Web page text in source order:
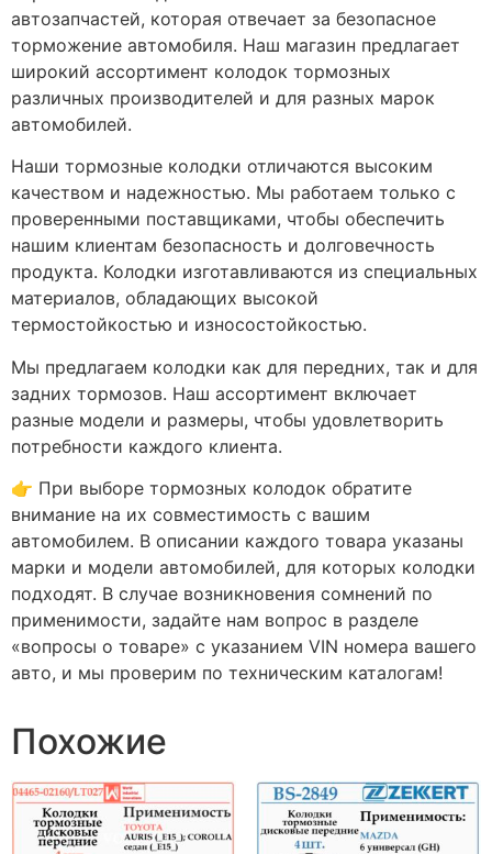
автозапчастей, которая отвечает за безопасное
торможение автомобиля. Наш магазин предлагает
широкий ассортимент колодок тормозных
различных производителей и для разных марок
автомобилей.
Наши тормозные колодки отличаются высоким
качеством и надежностью. Мы работаем только с
проверенными поставщиками, чтобы обеспечить
нашим клиентам безопасность и долговечность
продукта. Колодки изготавливаются из специальных
материалов, обладающих высокой
термостойкостью и износостойкостью.
Мы предлагаем колодки как для передних, так и для
задних тормозов. Наш ассортимент включает
разные модели и размеры, чтобы удовлетворить
потребности каждого клиента.
👉 При выборе тормозных колодок обратите
внимание на их совместимость с вашим
автомобилем. В описании каждого товара указаны
марки и модели автомобилей, для которых колодки
подходят. В случае возникновения сомнений по
применимости, задайте нам вопрос в разделе
«вопросы о товаре» с указанием VIN номера вашего
авто, и мы проверим по техническим каталогам!
Похожие